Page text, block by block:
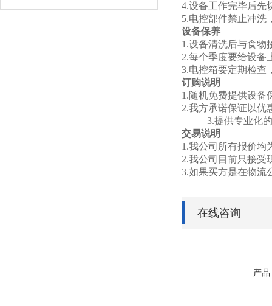
4.设备工作完毕后先
5.电控部件禁止冲洗
设备保养
1.设备清洗后与食物
2.每个季度要给设备
3.电控箱要定期检查
订购说明
1.随机免费提供设备
2.我方承诺保证以优
3.提供专业化
交易说明
1.我公司所有报价均
2.我公司目前只接受
3.如果买方是在物流
在线咨询
产品